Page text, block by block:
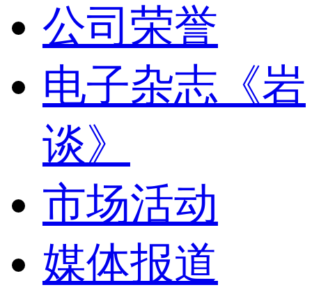
公司荣誉
电子杂志《岩
谈》
市场活动
媒体报道